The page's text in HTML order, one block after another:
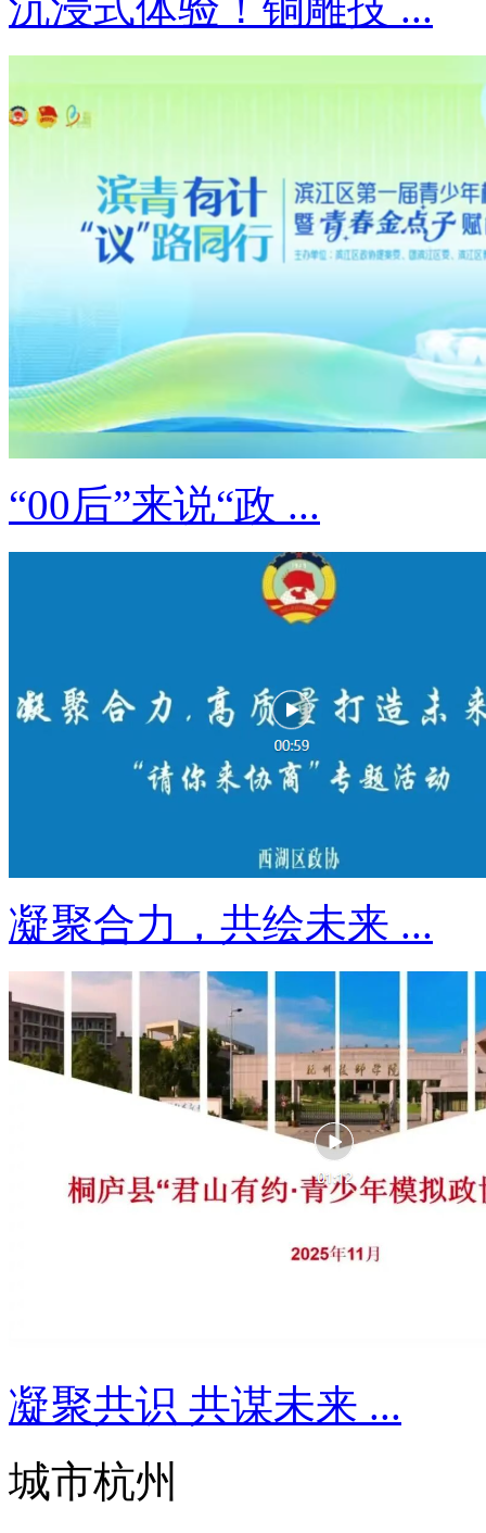
“00后”来说“政 ...
凝聚合力，共绘未来 ...
凝聚共识 共谋未来 ...
城市杭州